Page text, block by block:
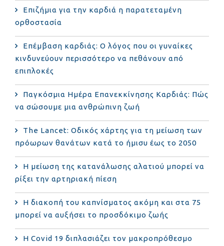
Επιζήμια για την καρδιά η παρατεταμένη
ορθοστασία
Επέμβαση καρδιάς: Ο λόγος που οι γυναίκες
κινδυνεύουν περισσότερο να πεθάνουν από
επιπλοκές
Παγκόσμια Ημέρα Επανεκκίνησης Καρδιάς: Πώς
να σώσουμε μια ανθρώπινη ζωή
The Lancet: Οδικός χάρτης για τη μείωση των
πρόωρων θανάτων κατά το ήμισυ έως το 2050
Η μείωση της κατανάλωσης αλατιού μπορεί να
ρίξει την αρτηριακή πίεση
Η διακοπή του καπνίσματος ακόμη και στα 75
μπορεί να αυξήσει το προσδόκιμο ζωής
Η Covid 19 διπλασιάζει τον μακροπρόθεσμο